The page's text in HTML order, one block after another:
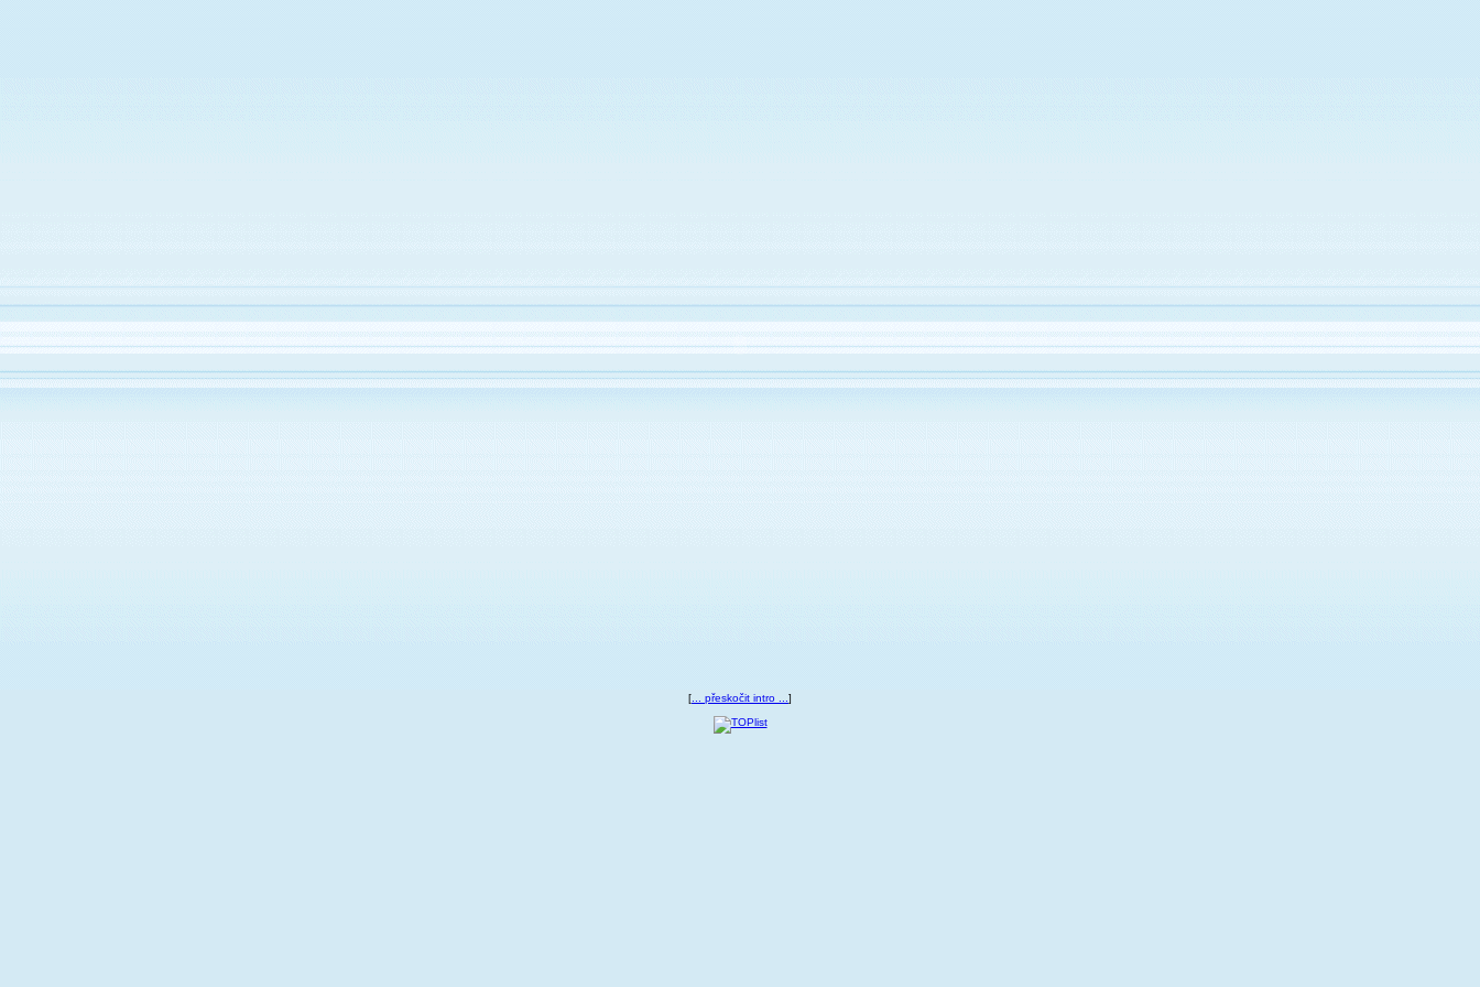
[ ... přeskočit intro ... ]